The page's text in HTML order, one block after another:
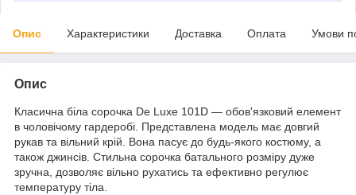
Опис Характеристики Доставка Оплата Умови
Опис
Класична біла сорочка De Luxe 101D — обов'язковий елемент
в чоловічому гардеробі. Представлена модель має довгий
рукав та вільний крій. Вона пасує до будь-якого костюму, а
також джинсів. Стильна сорочка батального розміру дуже
зручна, дозволяє вільно рухатись та ефективно регулює
температуру тіла.